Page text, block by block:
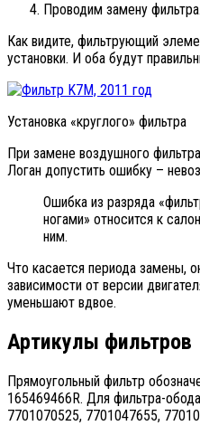
Проводим замену фильтра.
Как видите, фильтрующий
установки. И оба будут
Установка «круглого» фильтра
При замене воздушного
Логан допустить ошибку –
Ошибка из разряда
ногами» относится к
ним.
Что касается периода замены,
зависимости от версии
уменьшают вдвое.
Артикулы фильтров
Прямоугольный фильтр
165469466R. Для фильтра-
7701070525, 7701047655,